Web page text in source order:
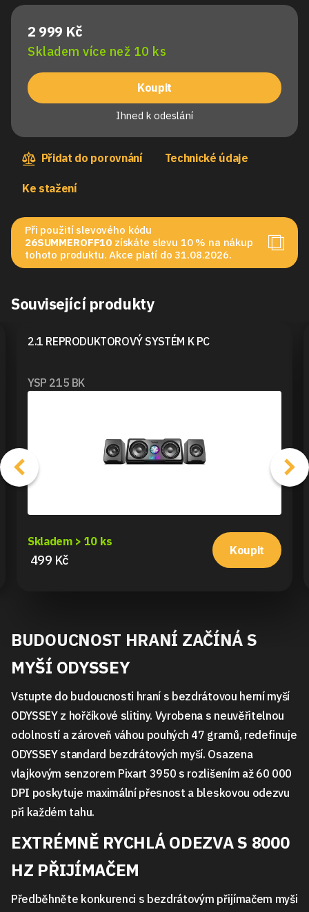
2 999 Kč
Skladem více než 10 ks
Koupit
Ihned k odeslání
Přidat do porovnání Technické údaje
Ke stažení
Při použití slevového kódu
26SUMMEROFF10 získáte slevu 10 % na nákup
tohoto produktu. Akce platí do 31.08.2026.
Související produkty
2.1 REPRODUKTOROVÝ SYSTÉM K PC
YSP 215 BK
Skladem > 10 ks
499 Kč
Koupit
BUDOUCNOST HRANÍ ZAČÍNÁ S
MYŠÍ ODYSSEY
Vstupte do budoucnosti hraní s bezdrátovou herní myší
ODYSSEY z hořčíkové slitiny. Vyrobena s neuvěřitelnou
odolností a zároveň váhou pouhých 47 gramů, redefinuje
ODYSSEY standard bezdrátových myší. Osazena
vlajkovým senzorem Pixart 3950 s rozlišením až 60 000
DPI poskytuje maximální přesnost a bleskovou odezvu
při každém tahu.
EXTRÉMNĚ RYCHLÁ ODEZVA S 8000
HZ PŘIJÍMAČEM
Předběhněte konkurenci s bezdrátovým přijímačem myši